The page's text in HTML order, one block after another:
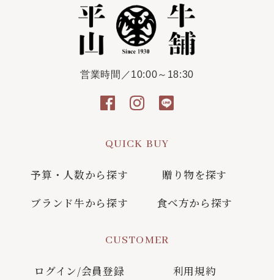
営業時間／10:00～18:30
QUICK BUY
予算・人数から探す
贈り物を探す
ブランド牛から探す
食べ方から探す
CUSTOMER
ログイン/会員登録 利用規約